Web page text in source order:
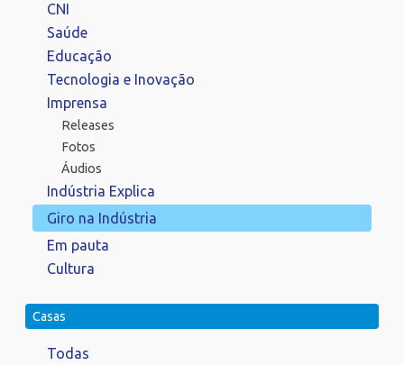
CNI
Saúde
Educação
Tecnologia e Inovação
Imprensa
Releases
Fotos
Áudios
Indústria Explica
Giro na Indústria
Em pauta
Cultura
Casas
Todas